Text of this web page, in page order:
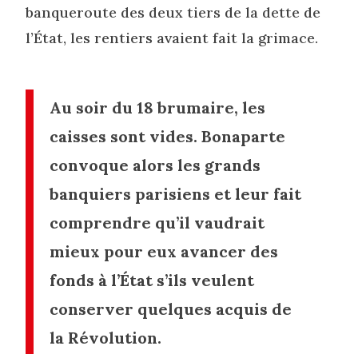
banqueroute des deux tiers de la dette de
l’État, les rentiers avaient fait la grimace.
Au soir du 18 brumaire, les
caisses sont vides. Bonaparte
convoque alors les grands
banquiers parisiens et leur fait
comprendre qu’il vaudrait
mieux pour eux avancer des
fonds à l’État s’ils veulent
conserver quelques acquis de
la Révolution.